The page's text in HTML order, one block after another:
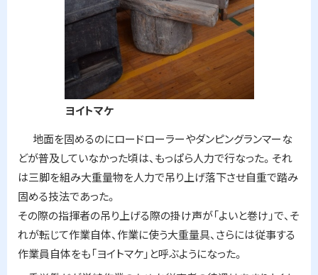
ヨイトマケ
地面を固めるのにロードローラーやダンピングランマーな
どが普及していなかった頃は、もっぱら人力で行なった。それ
は三脚を組み大重量物を人力で吊り上げ落下させ自重で踏み
固める技法であった。
その際の指揮者の吊り上げる際の掛け声が「よいと巻け」で、そ
れが転じて作業自体、作業に使う大重量具、さらには従事する
作業員自体をも「ヨイトマケ」と呼ぶようになった。